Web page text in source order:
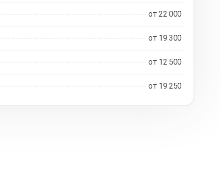
от 22 000
от 19 300
от 12 500
от 19 250